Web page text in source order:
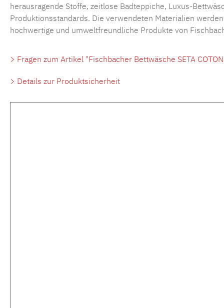
herausragende Stoffe, zeitlose Badteppiche, Luxus-
Produktionsstandards. Die verwendeten Materialien
hochwertige und umweltfreundliche Produkte von
Fragen zum Artikel "Fischbacher Bettwäsche SETA
Details zur Produktsicherheit